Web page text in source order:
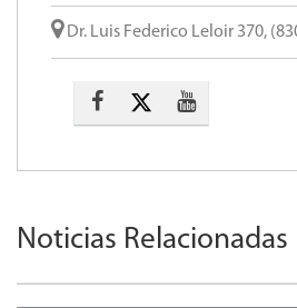
Dr. Luis Federico Leloir 370,
Noticias Relacionadas